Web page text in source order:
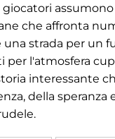
giocatori
che affronta
una strada per un
per l'atmosfera
interessante
della speranza